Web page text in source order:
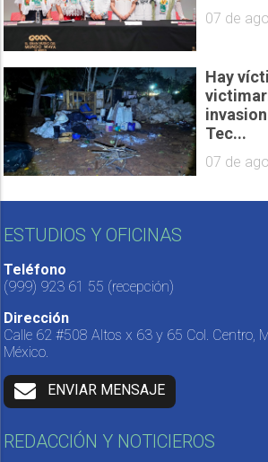
07 de
Hay
Tec...
07 de
ESTUDIOS Y OFICINAS
Teléfono
(999) 923 61 55 (recepción)
Dirección
Calle 62 #508 Altos x 63 y 65 Col. Centro,
México.
ENVIAR MENSAJE
REDACCIÓN Y NOTICIEROS